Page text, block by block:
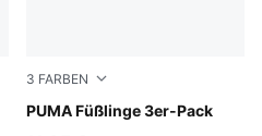
3 FARBEN
PUMA Füßlinge 3er-Pack
white